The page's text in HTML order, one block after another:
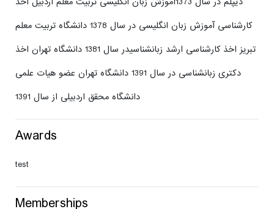
کارشناسی آموزش زبان انگلیسی در سال 1378 دانشگاه تربیت معلم
تبریز اخذ کارشناسی ارشد زبانشناسیدر سال 1381 دانشگاه تهران اخذ
دکتری زبانشناسی در سال 1391 دانشگاه تهران عضو هیات علمی
دانشگاه محقق اردبیلی از سال 1391
Awards
test
Memberships